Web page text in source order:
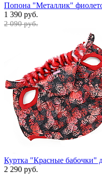
Попона "Металлик"
1 390 руб.
2 090 руб.
Куртка "Красные бабочки"
2 290 руб.